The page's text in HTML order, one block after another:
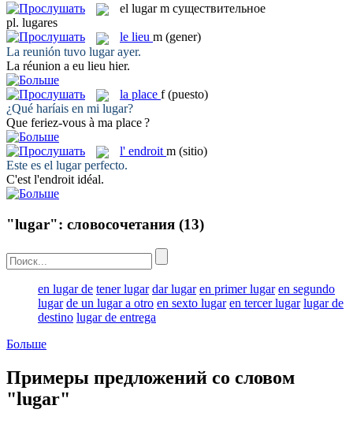
el lugar m существительное
pl. lugares
le lieu m (gener)
La reunión tuvo lugarayer.
La réunion a eu lieu hier.
la place f (puesto)
¿Qué haríais en mi lugar?
Que feriez-vous à ma place?
l' endroit m (sitio)
Este es el lugarperfecto.
C'est l'endroit idéal.
"lugar": словосочетания (13)
en lugar de tener lugar dar lugar en primer lugar en segundo
lugar de un lugar a otro en sexto lugar en tercer lugar lugar de
destino lugar de entrega
Больше
Примеры предложений со словом
"lugar"